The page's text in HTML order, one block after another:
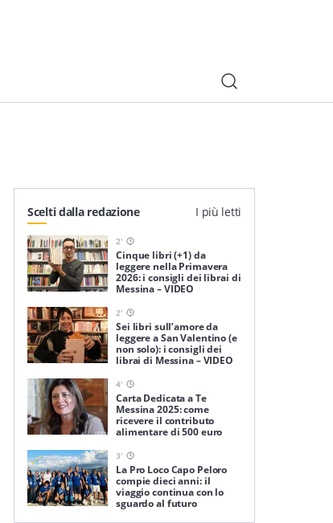
Scelti dalla redazione I più letti
2'
Cinque libri (+1) da
leggere nella Primavera
2026: i consigli dei librai di
Messina – VIDEO
2'
Sei libri sull’amore da
leggere a San Valentino (e
non solo): i consigli dei
librai di Messina – VIDEO
4'
Carta Dedicata a Te
Messina 2025: come
ricevere il contributo
alimentare di 500 euro
3'
La Pro Loco Capo Peloro
compie dieci anni: il
viaggio continua con lo
sguardo al futuro